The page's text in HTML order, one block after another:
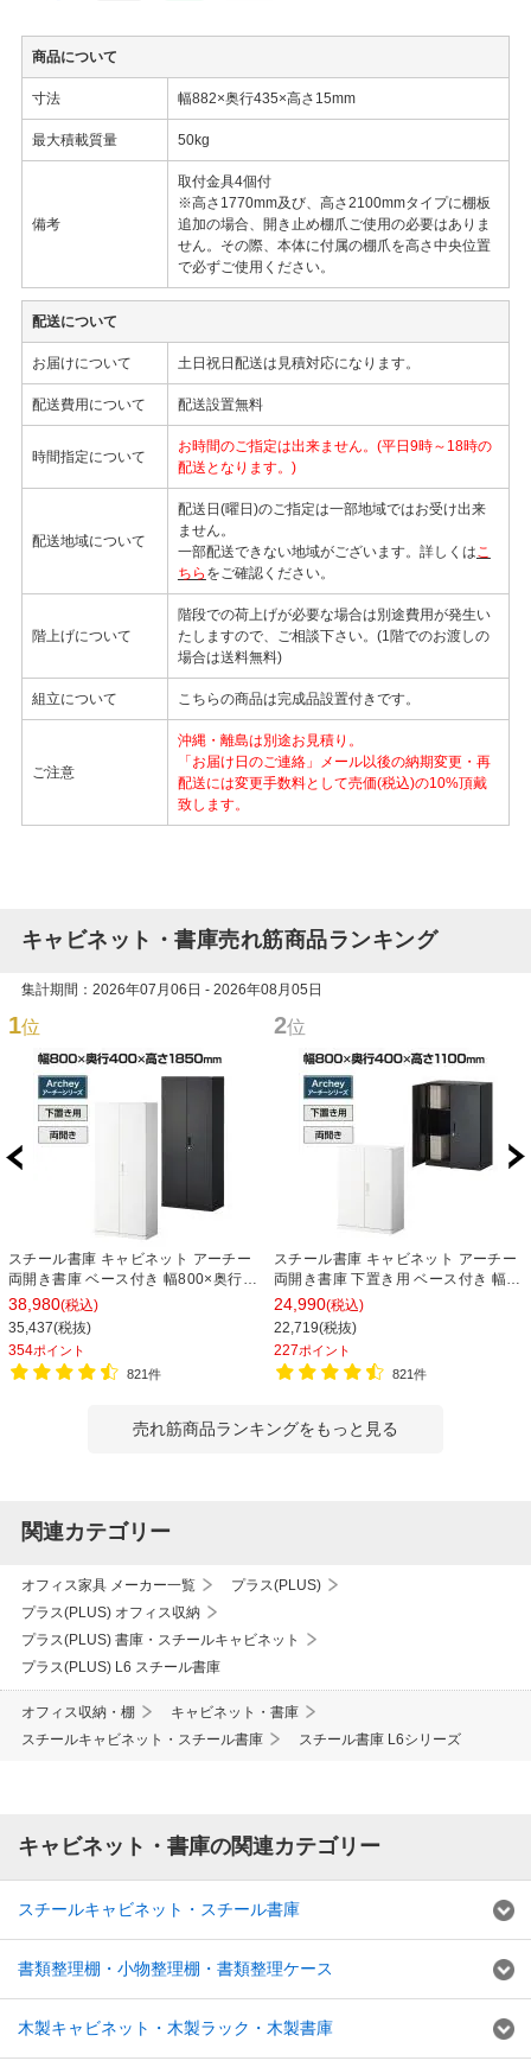
商品について
寸法 幅882×奥行435×高さ15mm
最大積載質量 50kg
備考
取付金具4個付
※高さ1770mm及び、高さ2100mmタイプに棚板
追加の場合、開き止め棚爪ご使用の必要はありま
せん。その際、本体に付属の棚爪を高さ中央位置
で必ずご使用ください。
配送について
お届けについて 土日祝日配送は見積対応になります。
配送費用について 配送設置無料
時間指定について
お時間のご指定は出来ません。(平日9時～18時の
配送となります。)
配送地域について
配送日(曜日)のご指定は一部地域ではお受け出来
ません。
一部配送できない地域がございます。詳しくは こ
ちら をご確認ください。
階上げについて
階段での荷上げが必要な場合は別途費用が発生い
たしますので、ご相談下さい。(1階でのお渡しの
場合は送料無料)
組立について こちらの商品は完成品設置付きです。
ご注意
沖縄・離島は別途お見積り。
「お届け日のご連絡」メール以後の納期変更・再
配送には変更手数料として売価(税込)の10%頂戴
致します。
キャビネット・書庫売れ筋商品ランキング
集計期間：2026年07月06日 - 2026年08月05日
1位
スチール書庫 キャビネット アーチー
両開き書庫 ベース付き 幅800×奥行
400×高さ1850mm
38,980(税込)
35,437(税抜)
354ポイント
821件
2位
スチール書庫 キャビネット アーチー
両開き書庫 下置き用 ベース付き 幅
800×奥行400×高さ1100mm
24,990(税込)
22,719(税抜)
227ポイント
821件
売れ筋商品ランキングをもっと見る
関連カテゴリー
オフィス家具 メーカー一覧
プラス(PLUS)
プラス(PLUS) オフィス収納
プラス(PLUS) 書庫・スチールキャビネット
プラス(PLUS) L6 スチール書庫
オフィス収納・棚
キャビネット・書庫
スチールキャビネット・スチール書庫
スチール書庫 L6シリーズ
キャビネット・書庫の関連カテゴリー
スチールキャビネット・スチール書庫
書類整理棚・小物整理棚・書類整理ケース
木製キャビネット・木製ラック・木製書庫